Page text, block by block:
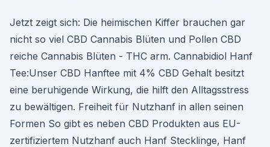
Jetzt zeigt sich: Die heimischen Kiffer brauchen gar
nicht so viel CBD Cannabis Blüten und Pollen CBD
reiche Cannabis Blüten - THC arm. Cannabidiol Hanf
Tee:Unser CBD Hanftee mit 4% CBD Gehalt besitzt
eine beruhigende Wirkung, die hilft den Alltagsstress
zu bewältigen. Freiheit für Nutzhanf in allen seinen
Formen So gibt es neben CBD Produkten aus EU-
zertifiziertem Nutzhanf auch Hanf Stecklinge, Hanf